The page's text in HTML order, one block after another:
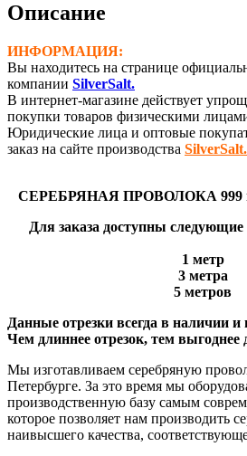
мм)
Описание
ИНФОРМАЦИЯ:
Вы находитесь на странице
компании SilverSalt.
В интернет-магазине действует
покупки товаров физическими
Юридические лица и оптовые
заказ на сайте производства
СЕРЕБРЯНАЯ ПРОВОЛОКА 999
Для заказа доступны следующие
1 метр
3 метра
5 метров
Данные отрезки всегда в наличии
Чем длиннее отрезок, тем выгоднее
Мы изготавливаем серебряную
Петербурге. За это время мы
производственную базу самым
которое позволяет нам производить
наивысшего качества,